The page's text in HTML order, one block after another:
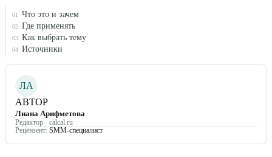
01 Что это и зачем
02 Где применять
03 Как выбрать тему
04 Источники
ЛА
АВТОР
Лиана Арифметова
Редактор · calcal.ru
Рецензент: SMM-специалист